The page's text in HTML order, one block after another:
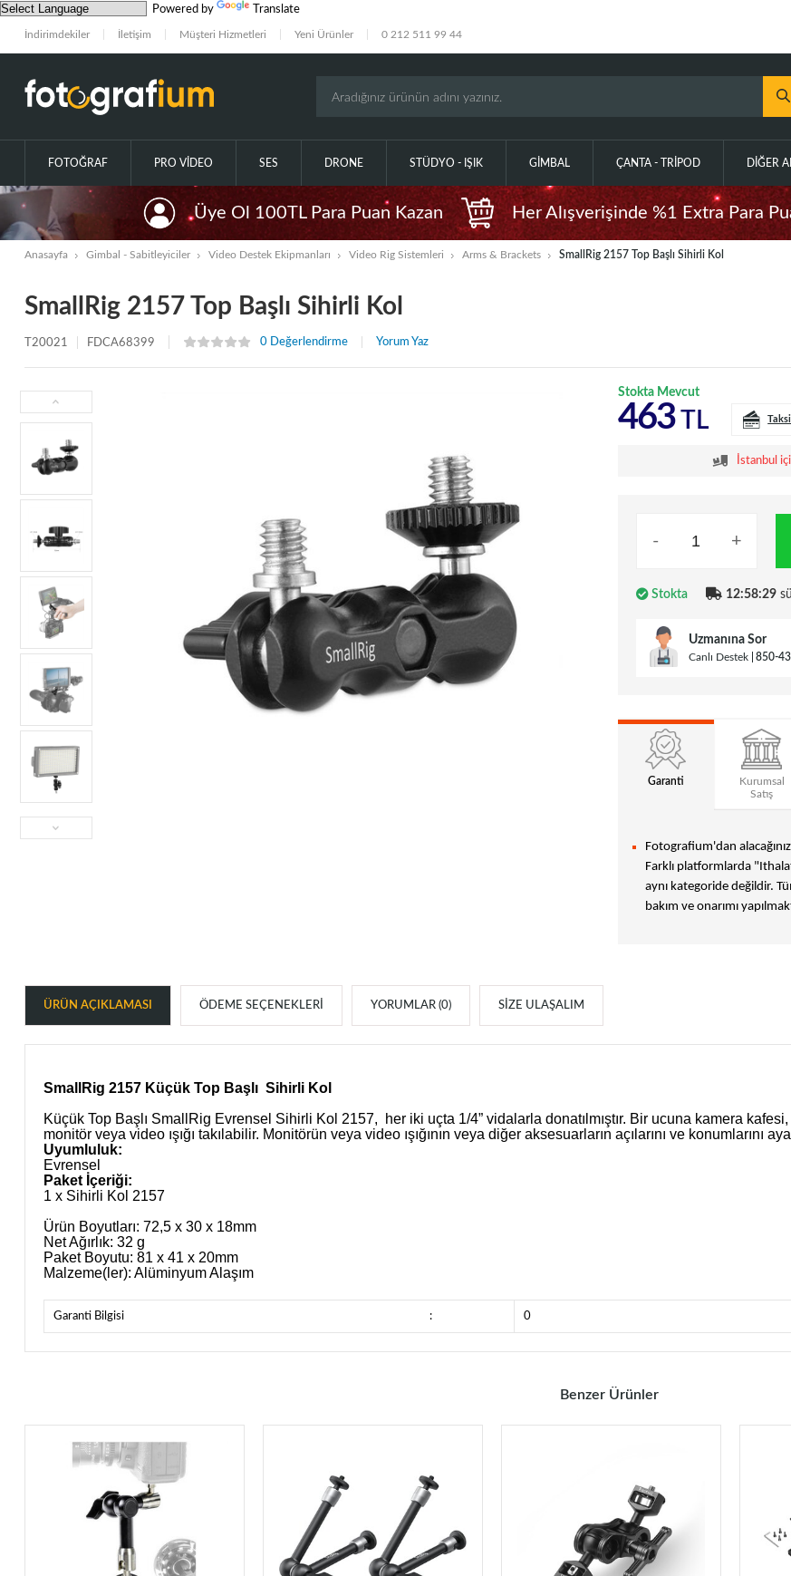
Powered by Translate
İndirimdekiler İletişim Müşteri Hizmetleri Yeni Ürünler 0 212 511 99 44
FOTOĞRAF PRO VIDEO SES DRONE STÜDYO - IŞIK GIMBAL ÇANTA - TRIPOD DIĞER
Üye Ol 100TL Para Puan Kazan Her Alışverişinde %1 Extra Para
Anasayfa Gimbal - Sabitleyiciler Video Destek Ekipmanları Video Rig Sistemleri Arms & Brackets SmallRig 2157 Top Başlı Sihirli Kol
SmallRig 2157 Top Başlı Sihirli Kol
T20021 FDCA68399 0 Değerlendirme Yorum Yaz
Stokta Mevcut
463TL
İstanbul
- +
Stokta 12:58:28
Uzmanına Sor
Canlı Destek 850-
Garanti
Kurumsal
Satış
Fotografium'dan
Farklı platformlarda
aynı kategoride değildir.
bakım ve onarımı
ÜRÜN AÇIKLAMASI ÖDEME SEÇENEKLERI YORUMLAR (0) SIZE ULAŞALIM
SmallRig 2157 Küçük Top Başlı Sihirli Kol
Küçük Top Başlı SmallRig Evrensel Sihirli Kol 2157, her iki uçta 1/4” vidalarla donatılmıştır. Bir ucuna kamera
monitör veya video ışığı takılabilir. Monitörün veya video ışığının veya diğer aksesuarların açılarını ve konumlarını
Uyumluluk:
Evrensel
Paket İçeriği:
1 x Sihirli Kol 2157
Ürün Boyutları: 72,5 x 30 x 18mm
Net Ağırlık: 32 g
Paket Boyutu: 81 x 41 x 20mm
Malzeme(ler): Alüminyum Alaşım
Garanti Bilgisi : 0
Benzer Ürünler